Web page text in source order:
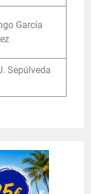
García
Sepúlveda